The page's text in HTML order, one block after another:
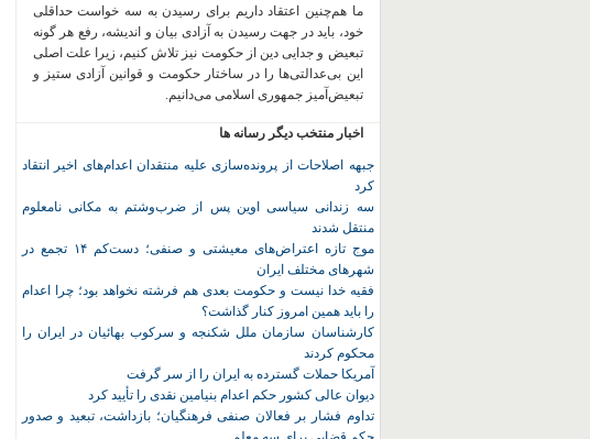
ما هم‌چنین اعتقاد داریم برای رسیدن به سه خواست حداقلی
خود، باید در جهت رسیدن به آزادی بیان و اندیشه، رفع هر گونه
تبعیض و جدایی دین از حکومت نیز تلاش کنیم، زیرا علت اصلی
این بی‌عدالتی‌ها را در ساختار حکومت و قوانین آزادی ستیز و
تبعیض‌آمیز جمهوری اسلامی می‌دانیم.
اخبار منتخب دیگر رسانه ها
جبهه اصلاحات از پرونده‌سازی علیه منتقدان اعدام‌های اخیر انتقاد
کرد
سه زندانی سیاسی اوین پس از ضرب‌وشتم به مکانی نامعلوم
منتقل شدند
موج تازه اعتراض‌های معیشتی و صنفی؛ دست‌کم ۱۴ تجمع در
شهرهای مختلف ایران
فقیه خدا نیست و حکومت بعدی هم فرشته نخواهد بود؛ چرا اعدام
را باید همین امروز کنار گذاشت؟
کارشناسان سازمان ملل شکنجه و سرکوب بهائیان در ایران را
محکوم کردند
آمریکا حملات گسترده به ایران را از سر گرفت
دیوان عالی کشور حکم اعدام بنیامین نقدی را تأیید کرد
تداوم فشار بر فعالان صنفی فرهنگیان؛ بازداشت، تبعید و صدور